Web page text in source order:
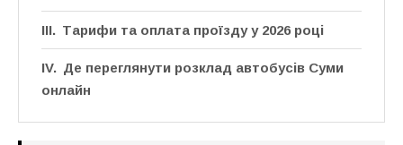
Тарифи та оплата проїзду у 2026 році
Де переглянути розклад автобусів Суми
онлайн